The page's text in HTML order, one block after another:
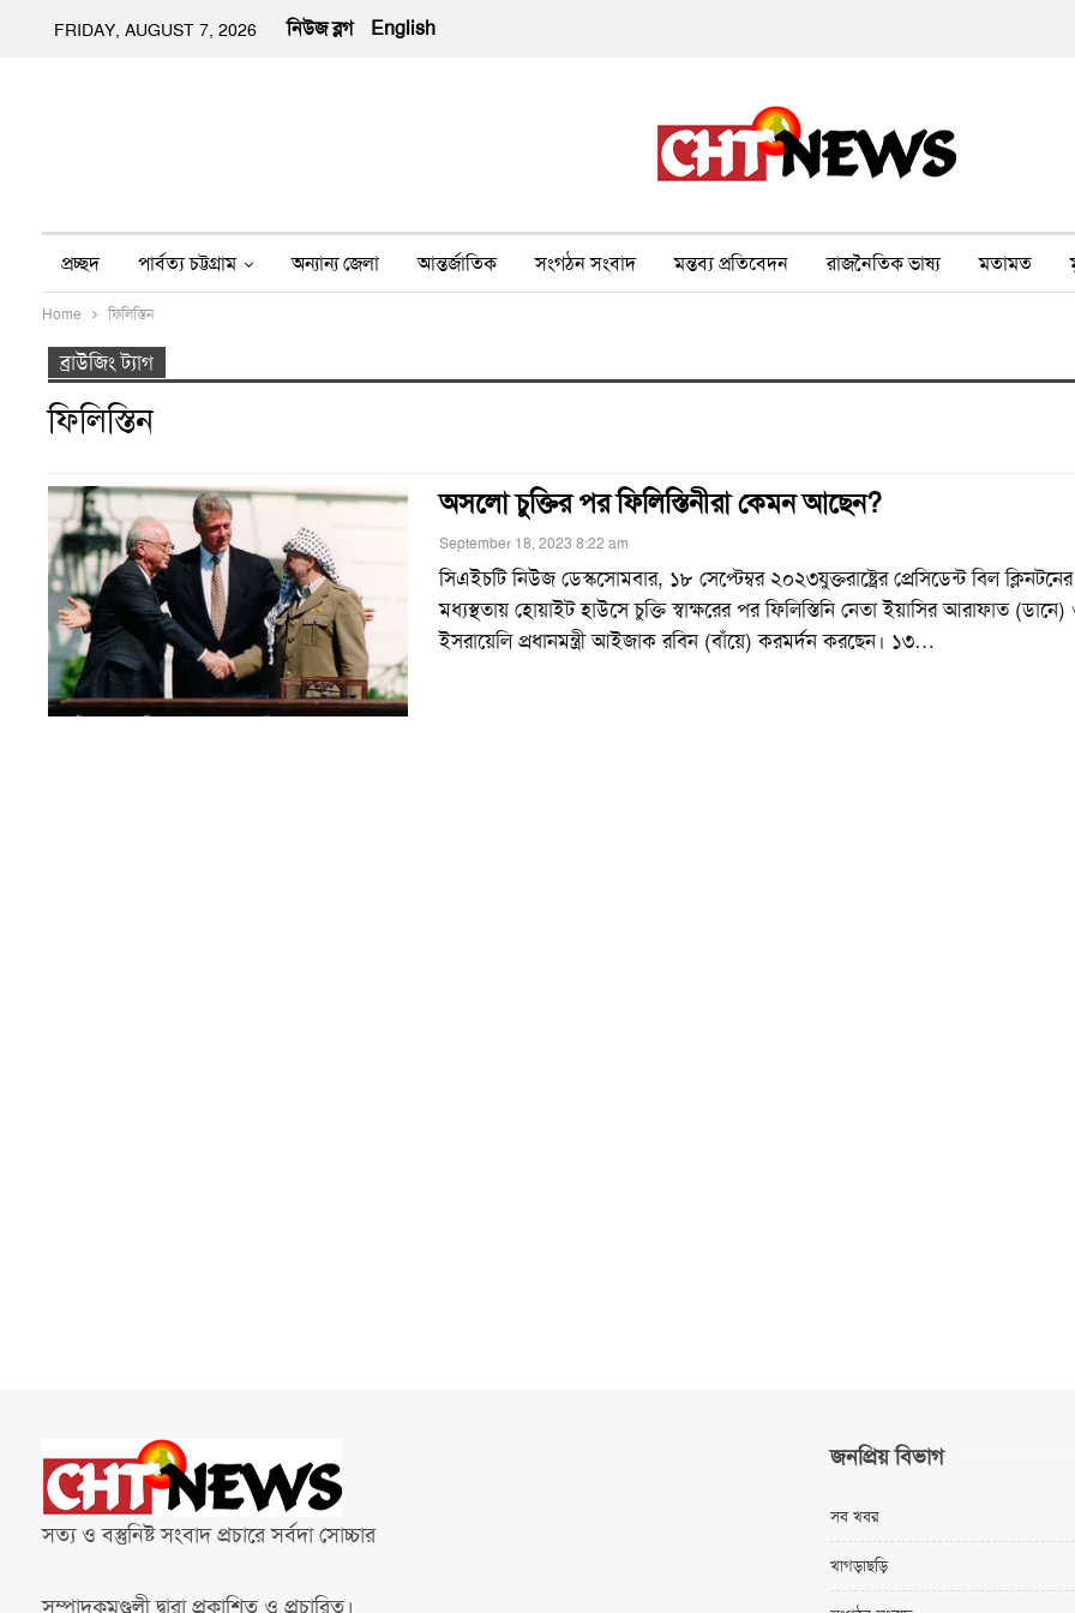
FRIDAY, AUGUST 7, 2026 নিউজ ব্লগ English
প্রচ্ছদ পার্বত্য চট্টগ্রাম অন্যান্য জেলা আন্তর্জাতিক সংগঠন সংবাদ মন্তব্য প্রতিবেদন রাজনৈতিক ভাষ্য মতামত
অন্য মিডিয়া
Home ফিলিস্তিন
ব্রাউজিং ট্যাগ
ফিলিস্তিন
অসলো চুক্তির পর ফিলিস্তিনীরা কেমন আছেন?
September 18, 2023 8:22 am
সিএইচটি নিউজ ডেস্কসোমবার, ১৮ সেপ্টেম্বর ২০২৩যুক্তরাষ্ট্রের প্রেসিডেন্ট বিল ক্লিনটনের
মধ্যস্থতায় হোয়াইট হাউসে চুক্তি স্বাক্ষরের পর ফিলিস্তিনি নেতা ইয়াসির আরাফাত (ডানে)
ইসরায়েলি প্রধানমন্ত্রী আইজাক রবিন (বাঁয়ে) করমর্দন করছেন। ১৩…
সত্য ও বস্তুনিষ্ট সংবাদ প্রচারে সর্বদা সোচ্চার
সম্পাদকমণ্ডলী দ্বারা প্রকাশিত ও প্রচারিত।
জনপ্রিয় বিভাগ
সব খবর
খাগড়াছড়ি